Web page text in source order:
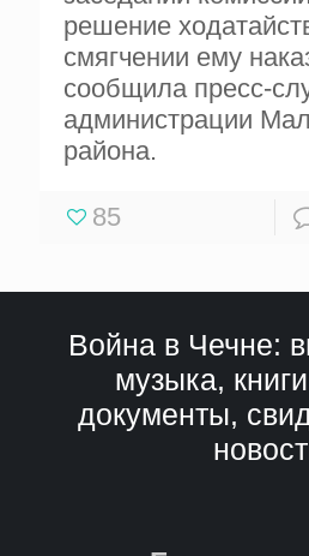
решение
смягчении ему
сообщила пресс-
администрации
района.
85
Война в Чечне:
музыка,
документы,